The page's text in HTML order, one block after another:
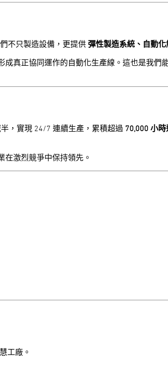
不只製造設備，更提供 彈性製造系統、自動
真正協同運作的自動化生產線。這也是我們
，實現 24/7 連續生產，累積超過 70,000 小
在激烈競爭中保持領先。
工廠。